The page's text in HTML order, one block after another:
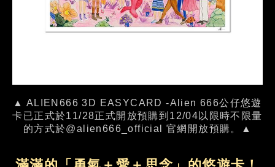
▲ ALIEN666 3D EASYCARD -Alien 666公仔悠遊
卡已正式於11/28正式開放預購到12/04以限時不限量
的方式於@alien666_official 官網開放預購。▲